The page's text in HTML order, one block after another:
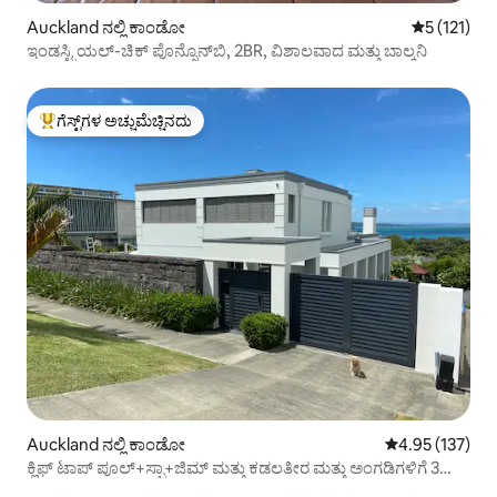
Auckland ನಲ್ಲಿ ಕಾಂಡೋ 5 ರಲ್ಲಿ 5
5 (121)
ಇಂಡಸ್ಟ್ರಿಯಲ್-ಚಿಕ್ ಪೊನ್ಸೊನ್‌ಬಿ, 2BR, ವಿಶಾಲವಾದ ಮತ್ತು ಬಾಲ್ಕನಿ
ಗೆಸ್ಟ್‌ಗಳಿಗೆ ಅತಿ ಹೆಚ್ಚು ಅಚ್ಚುಮೆಚ್ಚಿನದು
ಗೆಸ್ಟ್‌ಗಳ ಅಚ್ಚುಮೆಚ್ಚಿನದು
Auckland ನಲ್ಲಿ ಕಾಂಡೋ 5 ರಲ್ಲಿ 4.95
4.95 (137)
ಕ್ಲಿಫ್ ಟಾಪ್ ಪೂಲ್+ಸ್ಪಾ+ಜಿಮ್ ಮತ್ತು ಕಡಲತೀರ ಮತ್ತು ಅಂಗಡಿಗಳಿಗೆ 3